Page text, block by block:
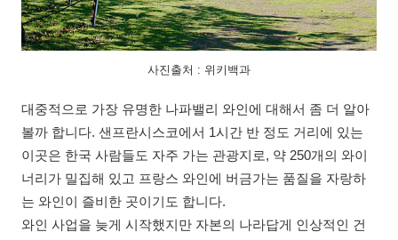
사진출처 : 위키백과
대중적으로 가장 유명한 나파밸리 와인에 대해서 좀 더 알아
볼까 합니다. 샌프란시스코에서 1시간 반 정도 거리에 있는
이곳은 한국 사람들도 자주 가는 관광지로, 약 250개의 와이
너리가 밀집해 있고 프랑스 와인에 버금가는 품질을 자랑하
는 와인이 즐비한 곳이기도 합니다.
와인 사업을 늦게 시작했지만 자본의 나라답게 인상적인 건